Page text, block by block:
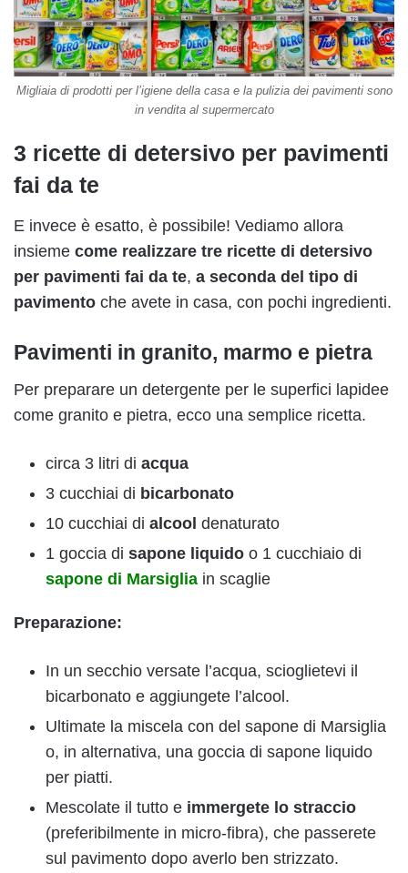
Migliaia di prodotti per l’igiene della casa e la pulizia dei pavimenti sono
in vendita al supermercato
3 ricette di detersivo per pavimenti
fai da te
E invece è esatto, è possibile! Vediamo allora
insieme come realizzare tre ricette di detersivo
per pavimenti fai da te, a seconda del tipo di
pavimento che avete in casa, con pochi ingredienti.
Pavimenti in granito, marmo e pietra
Per preparare un detergente per le superfici lapidee
come granito e pietra, ecco una semplice ricetta.
circa 3 litri di acqua
3 cucchiai di bicarbonato
10 cucchiai di alcool denaturato
1 goccia di sapone liquido o 1 cucchiaio di
sapone di Marsiglia in scaglie
Preparazione:
In un secchio versate l’acqua, scioglietevi il
bicarbonato e aggiungete l’alcool.
Ultimate la miscela con del sapone di Marsiglia
o, in alternativa, una goccia di sapone liquido
per piatti.
Mescolate il tutto e immergete lo straccio
(preferibilmente in micro-fibra), che passerete
sul pavimento dopo averlo ben strizzato.